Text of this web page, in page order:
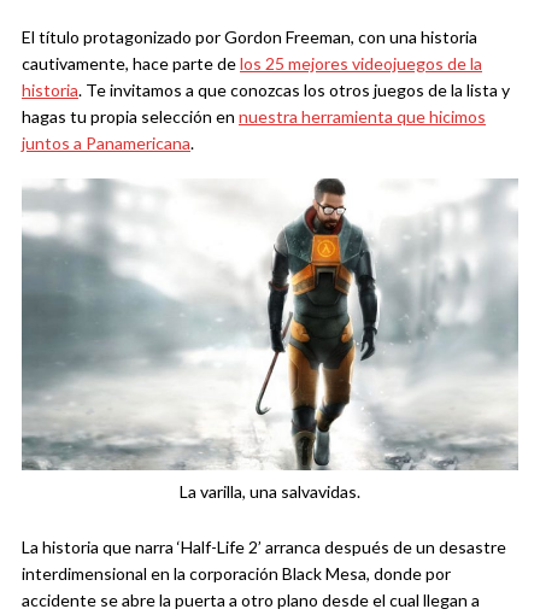
El título protagonizado por Gordon Freeman, con una historia
cautivamente, hace parte delos 25 mejores videojuegos de la
historia. Te invitamos a que conozcas los otros juegos de la lista y
hagas tu propia selección en nuestra herramienta que hicimos
juntos a Panamericana.
La varilla, una salvavidas.
La historia que narra ‘Half-Life 2’ arranca después de un desastre
interdimensional en la corporación Black Mesa, donde por
accidente se abre la puerta a otro plano desde el cual llegan a